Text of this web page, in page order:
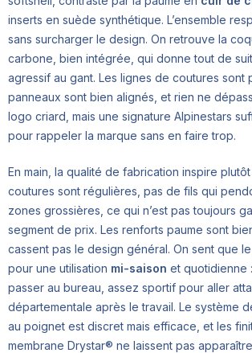
inserts en suède synthétique. L’ensemble
sans surcharger le design. On retrouve la
carbone, bien intégrée, qui donne tout de
agressif au gant. Les lignes de coutures sont
panneaux sont bien alignés, et rien ne
logo criard, mais une signature Alpinestars
pour rappeler la marque sans en faire trop.
En main, la qualité de fabrication inspire
coutures sont régulières, pas de fils qui
zones grossières, ce qui n’est pas toujours
segment de prix. Les renforts paume sont
cassent pas le design général. On sent que
pour une utilisation mi-saison et quotidienne
passer au bureau, assez sportif pour aller
départementale après le travail. Le système
au poignet est discret mais efficace, et les
membrane Drystar® ne laissent pas